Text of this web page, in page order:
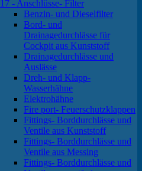
17 - Anschlüsse- Filter
Benzin- und Dieselfilter
Bord- und
Drainagedurchlässe für
Cockpit aus Kunststoff
Drainagedurchlässe und
Auslässe
Dreh- und Klapp-
Wasserhähne
Elektrohähne
Fire port- Feuerschutzklappen
Fittings- Borddurchlässe und
Ventile aus Kunststoff
Fittings- Borddurchlässe und
Ventile aus Messing
Fittings- Borddurchlässe und